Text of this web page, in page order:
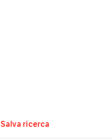
Salva ricerca